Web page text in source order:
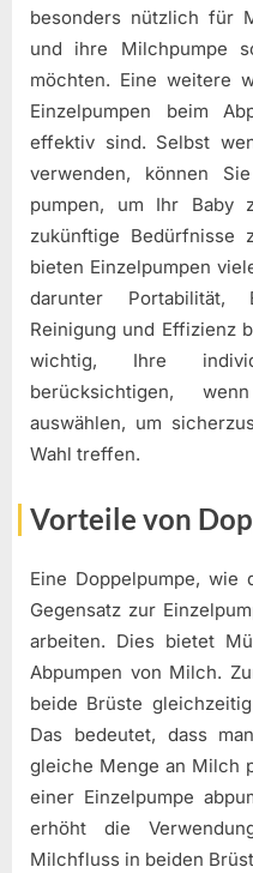
besonders nützlich für
und ihre Milchpumpe
möchten. Eine weitere
Einzelpumpen beim
effektiv sind. Selbst
verwenden, können
pumpen, um Ihr Baby
zukünftige Bedürfnisse
bieten Einzelpumpen
darunter Portabilität,
Reinigung und Effizienz
wichtig, Ihre
berücksichtigen,
auswählen, um
Wahl treffen.
Vorteile von
Eine Doppelpumpe, wie
Gegensatz zur
arbeiten. Dies bietet
Abpumpen von Milch.
beide Brüste
Das bedeutet, dass
gleiche Menge an Milch
einer Einzelpumpe
erhöht die
Milchfluss in beiden